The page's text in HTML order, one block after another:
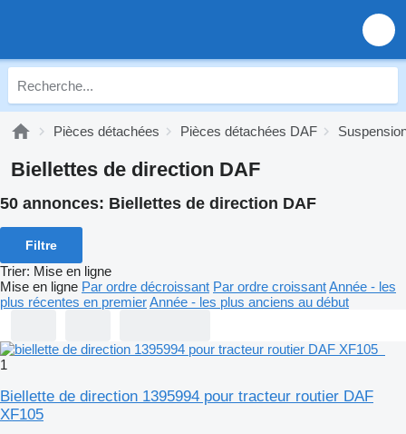
Pièces détachées Pièces détachées DAF
Biellettes de direction DAF
50 annonces: Biellettes de direction DAF
Filtre
Trier: Mise en ligne
Mise en ligne Par ordre décroissant Par ordre croissantAnnée - les
plus récentes en premierAnnée - les plus anciens au début
1
Biellette de direction 1395994 pour tracteur routier DAF
XF105